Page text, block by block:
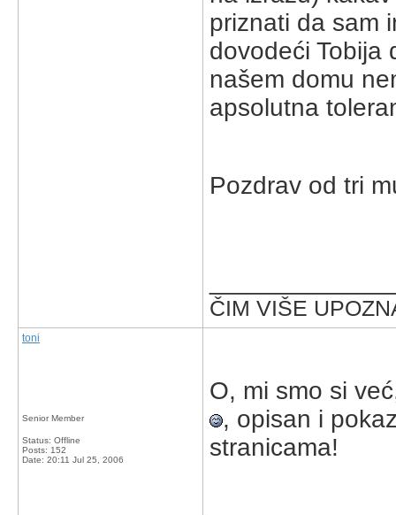
priznati da sam
dovodeći Tobija
našem domu
apsolutna
Pozdrav od tri
ČIM VIŠE
toni
Senior Member
Status: Offline
Posts: 152
Date: 20:11 Jul 25, 2006
O, mi smo si
, opisan i
stranicama!